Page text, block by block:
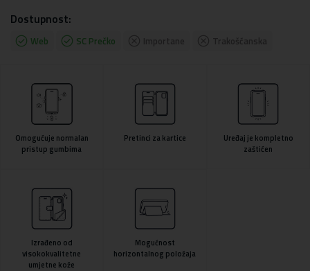
Dostupnost:
Web SC Prečko
Omogućuje normalan
pristup gumbima
Pretinci za kartice
Uređaj je kompletno
zaštićen
Izrađeno od
visokokvalitetne
umjetne kože
Mogućnost
horizontalnog položaja